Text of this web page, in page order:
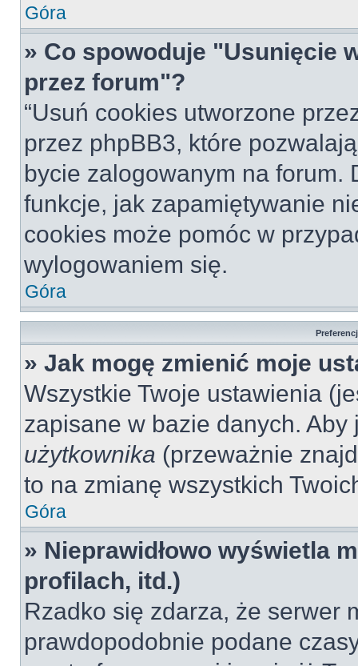
Góra
» Co spowoduje "Usunięcie
przez forum"?
“Usuń cookies utworzone
przez phpBB3, które
bycie zalogowanym na forum.
funkcje, jak zapamiętywanie
cookies może pomóc w
wylogowaniem się.
Góra
» Jak mogę zmienić moje
Wszystkie Twoje ustawienia
zapisane w bazie danych.
użytkownika (przeważnie
to na zmianę wszystkich
Góra
» Nieprawidłowo wyświetla
profilach, itd.)
Rzadko się zdarza, że serwer
prawdopodobnie podane